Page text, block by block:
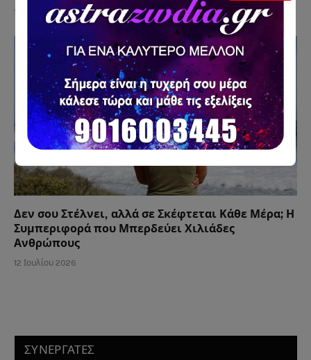
15 Ιουλίου 2026
Δεν σου Στέλνει, αλλά σε Σκέφτεται Κάθε Μέρα; Η
Συμπεριφορά που Μπερδεύει Χιλιάδες
Ανθρώπους
12 Ιουλίου 2026
ΣΥΝΕΡΓΑΤΕΣ